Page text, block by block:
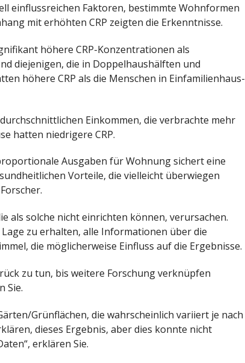
einflussreichen Faktoren, bestimmte Wohnformen
mit erhöhten CRP zeigten die Erkenntnisse.
höhere CRP-Konzentrationen als
diejenigen, die in Doppelhaushälften und
höhere CRP als die Menschen in Einfamilienhaus-
Einkommen, die verbrachte mehr
hatten niedrigere CRP.
Ausgaben für Wohnung sichert eine
Vorteile, die vielleicht überwiegen
als solche nicht einrichten können, verursachen.
zu erhalten, alle Informationen über die
die möglicherweise Einfluss auf die Ergebnisse.
zu tun, bis weitere Forschung verknüpfen
Sie.
Grünflächen, die wahrscheinlich variiert je nach
dieses Ergebnis, aber dies konnte nicht
erklären Sie.